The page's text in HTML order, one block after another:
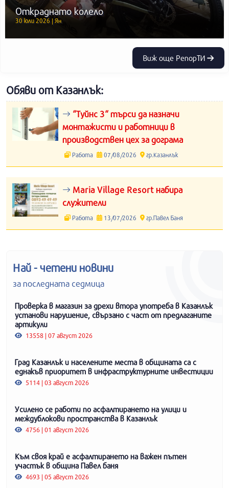
Откраднато колело
30 юли 2026 | Ян
Виж още РепорТИ
Обяви от Казанлък:
“Туйнс 3“ търси да назначи
монтажисти и работници в
производствен цех за дограма
Работа 07/08/2026 гр.Казанлък
Maria Village Resort набира
служители
Работа 13/07/2026 гр.Павел Баня
Най - четени новини
за последната седмица
Проверка в магазин за дрехи втора употреба в Казанлък
установи нарушение, свързано с част от предлаганите
артикули
13558 | 07 август 2026
Град Казанлък и населените места в общината са с
еднакъв приоритет в инфраструктурните инвестиции
5114 | 03 август 2026
Усилено се работи по асфалтирането на улици и
междублокови пространства в Казанлък
4756 | 01 август 2026
Към своя край е асфалтирането на важен пътен
участък в община Павел баня
4693 | 05 август 2026